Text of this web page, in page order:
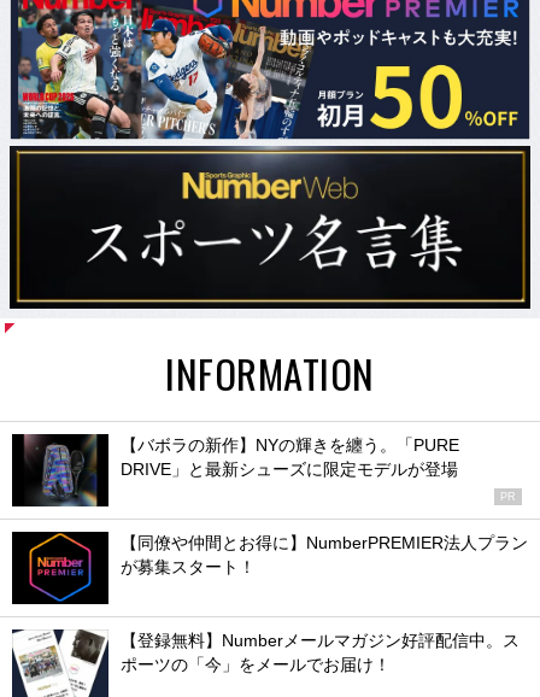
INFORMATION
【バボラの新作】NYの輝きを纏う。「PURE
DRIVE」と最新シューズに限定モデルが登場
PR
【同僚や仲間とお得に】NumberPREMIER法人プラン
が募集スタート！
【登録無料】Numberメールマガジン好評配信中。ス
ポーツの「今」をメールでお届け！